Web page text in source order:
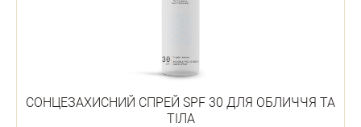
СОНЦЕЗАХИСНИЙ СПРЕЙ SPF 30 ДЛЯ ОБЛИЧЧЯ ТА
ТІЛА